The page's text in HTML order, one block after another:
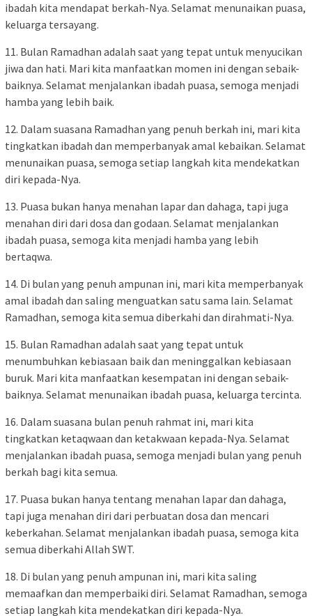
ibadah kita mendapat berkah-Nya. Selamat menunaikan puasa,
keluarga tersayang.
11. Bulan Ramadhan adalah saat yang tepat untuk menyucikan
jiwa dan hati. Mari kita manfaatkan momen ini dengan sebaik-
baiknya. Selamat menjalankan ibadah puasa, semoga menjadi
hamba yang lebih baik.
12. Dalam suasana Ramadhan yang penuh berkah ini, mari kita
tingkatkan ibadah dan memperbanyak amal kebaikan. Selamat
menunaikan puasa, semoga setiap langkah kita mendekatkan
diri kepada-Nya.
13. Puasa bukan hanya menahan lapar dan dahaga, tapi juga
menahan diri dari dosa dan godaan. Selamat menjalankan
ibadah puasa, semoga kita menjadi hamba yang lebih
bertaqwa.
14. Di bulan yang penuh ampunan ini, mari kita memperbanyak
amal ibadah dan saling menguatkan satu sama lain. Selamat
Ramadhan, semoga kita semua diberkahi dan dirahmati-Nya.
15. Bulan Ramadhan adalah saat yang tepat untuk
menumbuhkan kebiasaan baik dan meninggalkan kebiasaan
buruk. Mari kita manfaatkan kesempatan ini dengan sebaik-
baiknya. Selamat menunaikan ibadah puasa, keluarga tercinta.
16. Dalam suasana bulan penuh rahmat ini, mari kita
tingkatkan ketaqwaan dan ketakwaan kepada-Nya. Selamat
menjalankan ibadah puasa, semoga menjadi bulan yang penuh
berkah bagi kita semua.
17. Puasa bukan hanya tentang menahan lapar dan dahaga,
tapi juga menahan diri dari perbuatan dosa dan mencari
keberkahan. Selamat menjalankan ibadah puasa, semoga kita
semua diberkahi Allah SWT.
18. Di bulan yang penuh ampunan ini, mari kita saling
memaafkan dan memperbaiki diri. Selamat Ramadhan, semoga
setiap langkah kita mendekatkan diri kepada-Nya.